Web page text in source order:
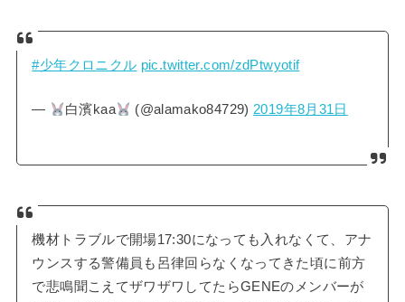
#少年クロニクル pic.twitter.com/zdPtwyotif
— 白濱kaa (@alamako84729)2019年8月31日
機材トラブルで開場17:30になっても入れなくて、アナ
ウンスする警備員も呂律回らなくなってきた頃に前方
で悲鳴聞こえてザワザワしてたらGENEのメンバーが